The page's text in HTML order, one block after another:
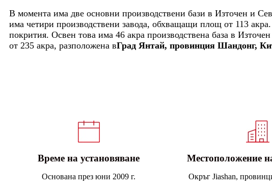
В момента има две основни производствени бази в Източен и
има четири производствени завода, обхващащи площ от 113
покрития. Освен това има 46 акра производствена база в
от 235 акра, разположена вГрад Янтай, провинция Шандонг,
Време на установяване
Основана през юни 2009 г.
Местоположение
Окръг Jiashan,